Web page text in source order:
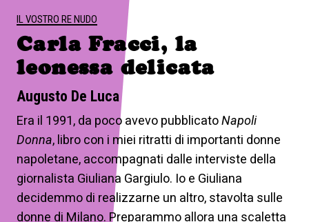
IL VOSTRO RE NUDO
Carla Fracci, la
leonessa delicata
Augusto De Luca
Era il 1991, da poco avevo pubblicatoNapoli
Donna, libro con i miei ritratti di importanti donne
napoletane, accompagnati dalle interviste della
giornalista Giuliana Gargiulo. Io e Giuliana
decidemmo di realizzarne un altro, stavolta sulle
donne di Milano. Preparammo allora una scaletta